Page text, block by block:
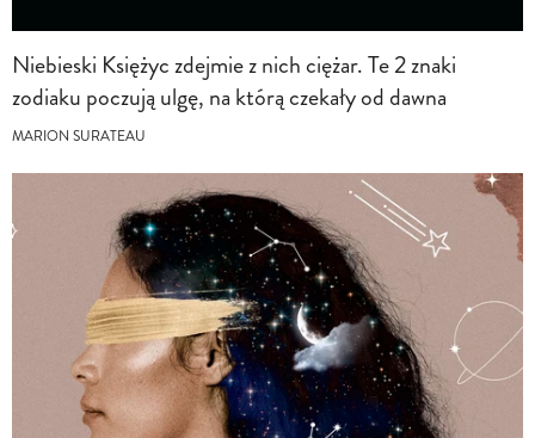
Niebieski Księżyc zdejmie z nich ciężar. Te 2 znaki
zodiaku poczują ulgę, na którą czekały od dawna
MARION SURATEAU